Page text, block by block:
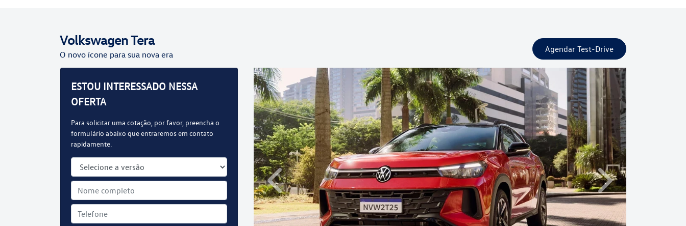
VolkswagenTera
O novo ícone para sua nova era
Agendar Test-Drive
ESTOU INTERESSADO NESSA
OFERTA
Para solicitar uma cotação, por favor, preencha o
formulário abaixo que entraremos em contato
rapidamente.
Anterior Próximo